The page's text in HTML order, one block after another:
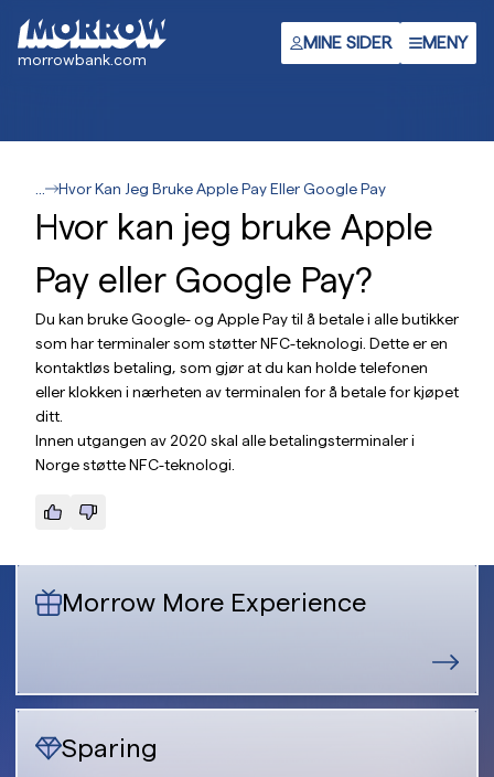
hovedinnhold
morrowbank.com
MINE SIDER MENY
Hvor Kan Jeg Bruke Apple Pay Eller Google Pay
Hvor kan jeg bruke Apple
Pay eller Google Pay?
Du kan bruke Google- og Apple Pay til å betale i alle butikker
som har terminaler som støtter NFC-teknologi. Dette er en
kontaktløs betaling, som gjør at du kan holde telefonen
eller klokken i nærheten av terminalen for å betale for kjøpet
ditt.
Innen utgangen av 2020 skal alle betalingsterminaler i
Norge støtte NFC-teknologi.
Morrow More Experience
Sparing